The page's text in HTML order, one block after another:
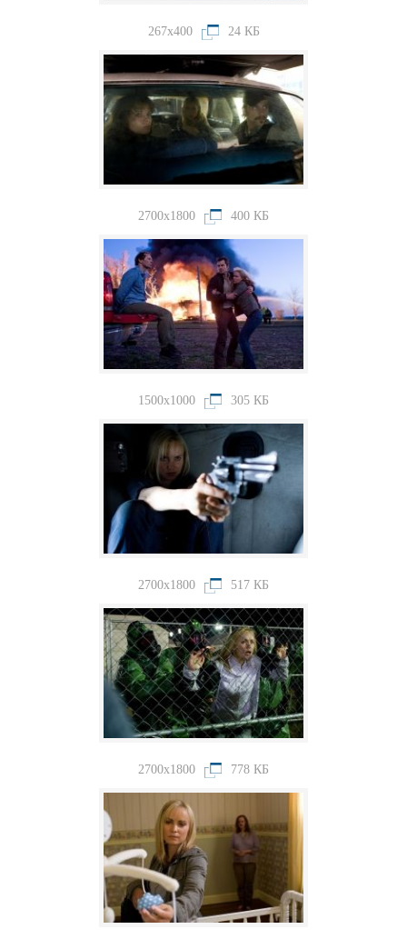
267x400 24 КБ
2700x1800 400 КБ
1500x1000 305 КБ
2700x1800 517 КБ
2700x1800 778 КБ